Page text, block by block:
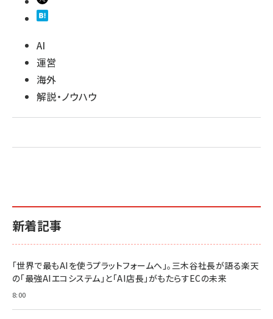
AI
運営
海外
解説・ノウハウ
新着記事
「世界で最もAIを使うプラットフォームへ」。三木谷社長が語る楽天
の「最強AIエコシステム」と「AI店長」がもたらすECの未来
8:00